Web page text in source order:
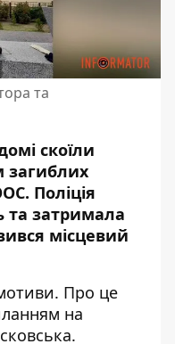
та
скоїли
загиблих
Поліція
та затримала
місцевий
Про це
на
.